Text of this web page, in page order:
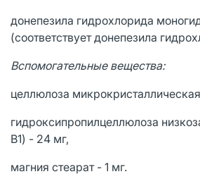
донепезила гидрохлорида
(соответствует донепезила
Вспомогательные вещества:
целлюлоза
гидроксипропилцеллюлоза
B1) - 24 мг,
магния стеарат - 1 мг.